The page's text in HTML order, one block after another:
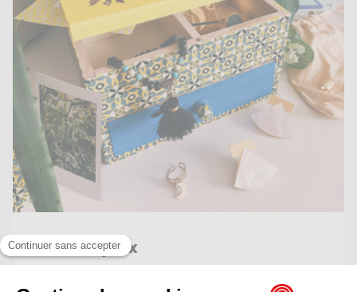
Boîte à bijoux